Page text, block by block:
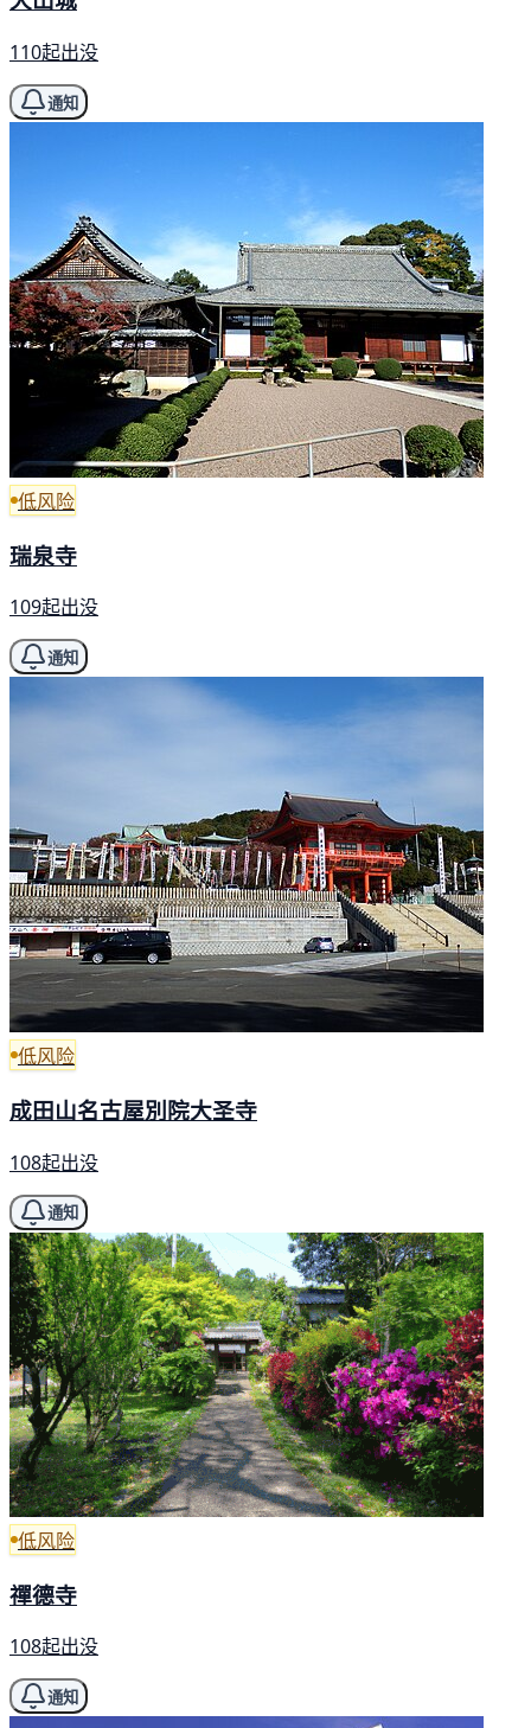
110起出没
通知
低风险
瑞泉寺
109起出没
通知
低风险
成田山名古屋別院大圣寺
108起出没
通知
低风险
禪德寺
108起出没
通知